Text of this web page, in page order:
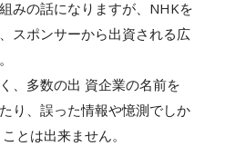
みの話になりますが、NHKを
スポンサーから出資される広
、多数の出 資企業の名前を
り、誤った情報や憶測でしか
とは出来ません。